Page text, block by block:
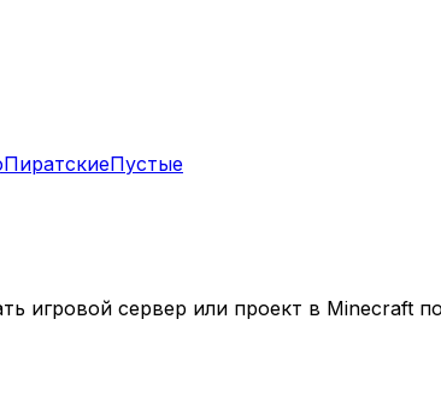
ПиратскиеПустые
игровой сервер или проект в Minecraft